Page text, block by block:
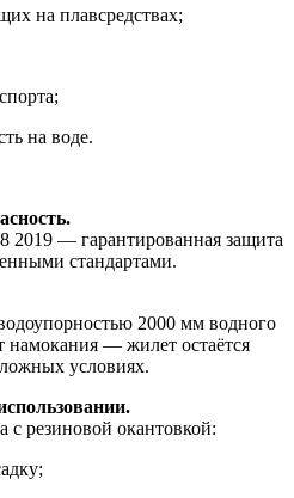
на плавсредствах;
на воде.
2019 — гарантированная защита
стандартами.
2000 мм водного
намокания — жилет остаётся
условиях.
с резиновой окантовкой: